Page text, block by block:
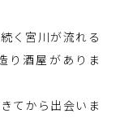
く宮川が流れる
り酒屋がありま
てから出会いま